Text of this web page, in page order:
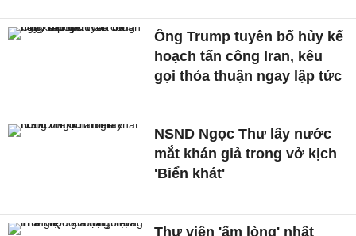
Ông Trump tuyên bố hủy kế
hoạch tấn công Iran, kêu
gọi thỏa thuận ngay lập tức
NSND Ngọc Thư lấy nước
mắt khán giả trong vở kịch
'Biển khát'
Thư viện 'ấm lòng' nhất